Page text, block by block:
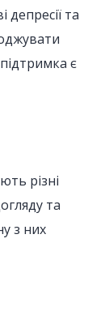
та
є
різні
та
з них